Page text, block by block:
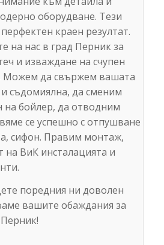
оборудване. Тези
краен резултат.
на нас в град Перник за
и изваждане на счупен
Можем да свържем вашата
съдомиялна, да сменим
на бойлер, да отводним
се успешно с отпушване
сифон. Правим монтаж,
ВиК инсталацията и
поредния ни доволен
вашите обаждания за